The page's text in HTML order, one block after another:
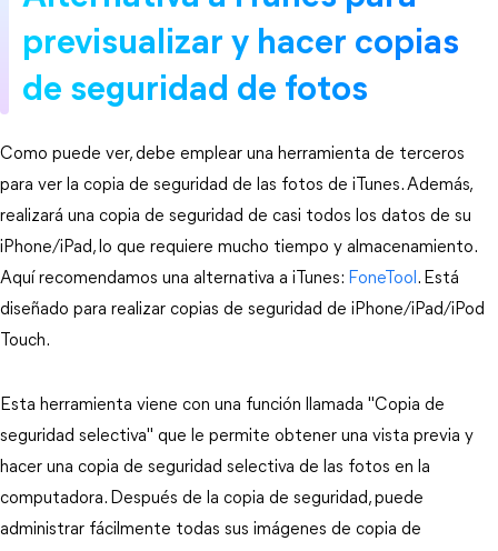
previsualizar y hacer copias
de seguridad de fotos
Como puede ver, debe emplear una herramienta de terceros
para ver la copia de seguridad de las fotos de iTunes. Además,
realizará una copia de seguridad de casi todos los datos de su
iPhone/iPad, lo que requiere mucho tiempo y almacenamiento.
Aquí recomendamos una alternativa a iTunes: FoneTool . Está
diseñado para realizar copias de seguridad de iPhone/iPad/iPod
Touch.
Esta herramienta viene con una función llamada "Copia de
seguridad selectiva" que le permite obtener una vista previa y
hacer una copia de seguridad selectiva de las fotos en la
computadora. Después de la copia de seguridad, puede
administrar fácilmente todas sus imágenes de copia de